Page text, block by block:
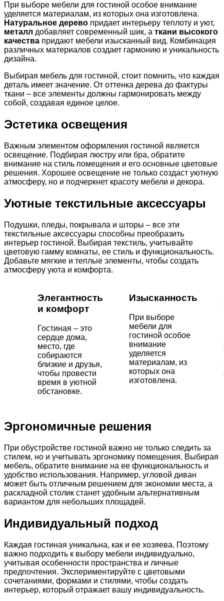
При выборе мебели для гостиной особое внимание
уделяется материалам, из которых она изготовлена.
Натуральное дерево придает интерьеру теплоту и уют,
металл добавляет современный шик, а ткани высокого
качества придают мебели изысканный вид. Комбинация
различных материалов создает гармонию и уникальность
дизайна.
Выбирая мебель для гостиной, стоит помнить, что каждая
деталь имеет значение. От оттенка дерева до фактуры
ткани – все элементы должны гармонировать между
собой, создавая единое целое.
Эстетика освещения
Важным элементом оформления гостиной является
освещение. Подбирая люстру или бра, обратите
внимание на стиль помещения и его основные цветовые
решения. Хорошее освещение не только создаст уютную
атмосферу, но и подчеркнет красоту мебели и декора.
Уютные текстильные аксессуары
Подушки, пледы, покрывала и шторы – все эти
текстильные аксессуары способны преобразить
интерьер гостиной. Выбирая текстиль, учитывайте
цветовую гамму комнаты, ее стиль и функциональность.
Добавьте мягкие и теплые элементы, чтобы создать
атмосферу уюта и комфорта.
Элегантность
и комфорт
Гостиная – это
сердце дома,
место, где
собираются
близкие и друзья,
чтобы провести
время в уютной
обстановке.
Изысканность
При выборе
мебели для
гостиной особое
внимание
уделяется
материалам, из
которых она
изготовлена.
Эргономичные решения
При обустройстве гостиной важно не только следить за
стилем, но и учитывать эргономику помещения. Выбирая
мебель, обратите внимание на ее функциональность и
удобство использования. Например, угловой диван
может быть отличным решением для экономии места, а
раскладной столик станет удобным альтернативным
вариантом для небольших площадей.
Индивидуальный подход
Каждая гостиная уникальна, как и ее хозяева. Поэтому
важно подходить к выбору мебели индивидуально,
учитывая особенности пространства и личные
предпочтения. Экспериментируйте с цветовыми
сочетаниями, формами и стилями, чтобы создать
интерьер, который отражает вашу индивидуальность.